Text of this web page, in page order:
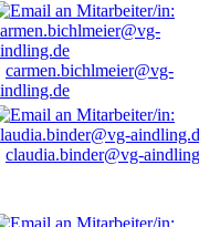
carmen.bichlmeier@vg-
claudia.binder@vg-